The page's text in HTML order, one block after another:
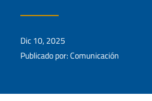
Dic 10, 2025
Publicado por: Comunicación